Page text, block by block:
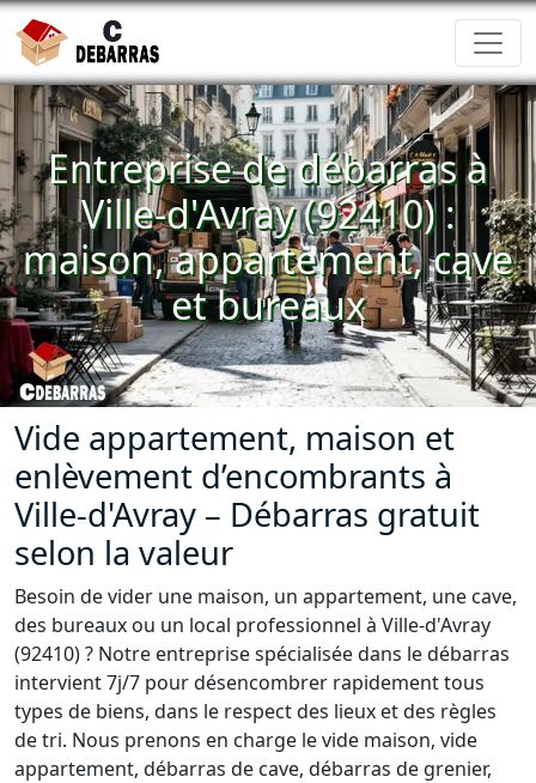
Entreprise de débarras à
Ville-d'Avray (92410) :
maison, appartement, cave
et bureaux
Vide appartement, maison et
enlèvement d’encombrants à
Ville-d'Avray – Débarras gratuit
selon la valeur
Besoin de vider une maison, un appartement, une cave,
des bureaux ou un local professionnel à Ville-d'Avray
(92410) ? Notre entreprise spécialisée dans le débarras
intervient 7j/7 pour désencombrer rapidement tous
types de biens, dans le respect des lieux et des règles
de tri. Nous prenons en charge le vide maison, vide
appartement, débarras de cave, débarras de grenier,